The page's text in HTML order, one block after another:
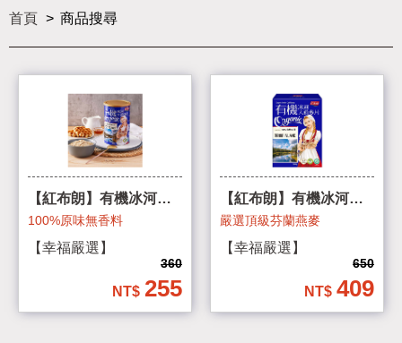
首頁 商品搜尋
【紅布朗】有機冰河大
燕麥片 罐裝
100%原味無香料
【幸福嚴選】
360
255
【紅布朗】有機冰河大
燕麥片 盒裝
嚴選頂級芬蘭燕麥
【幸福嚴選】
650
409